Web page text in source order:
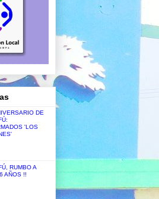
DE
'LOS
RUMBO A
AÑOS !!